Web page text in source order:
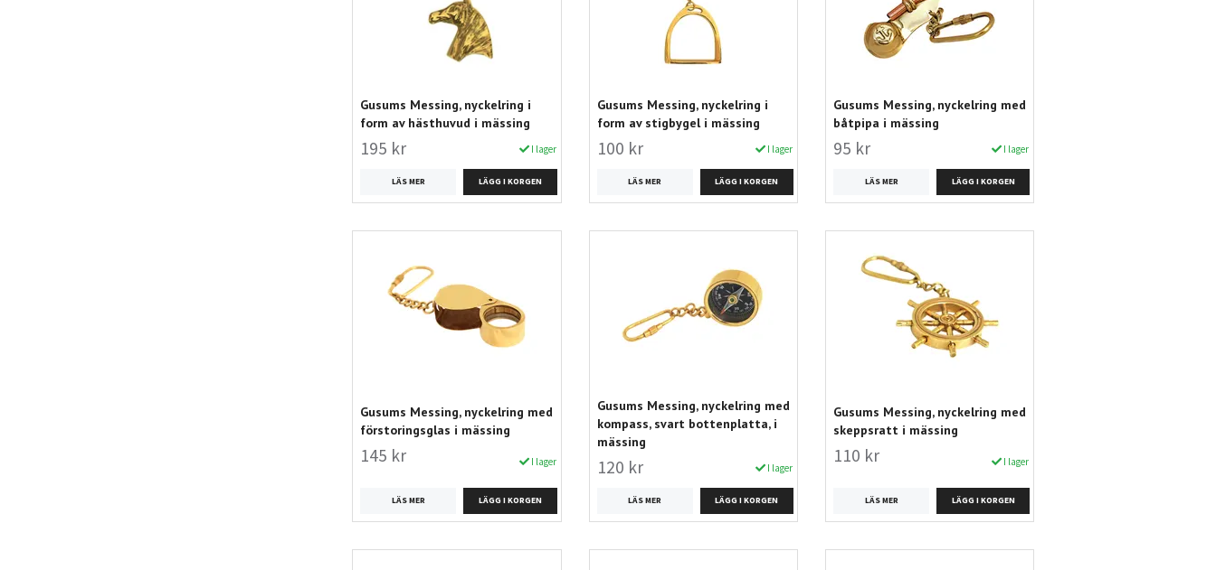
Gusums Messing, nyckelring i
form av hästhuvud i mässing
195 kr I lager
LÄS MER
Gusums Messing, nyckelring i
form av stigbygel i mässing
100 kr I lager
LÄS MER
Gusums Messing, nyckelring med
båtpipa i mässing
95 kr I lager
LÄS MER
Gusums Messing, nyckelring med
förstoringsglas i mässing
145 kr I lager
LÄS MER
Gusums Messing, nyckelring med
kompass, svart bottenplatta, i
mässing
120 kr I lager
LÄS MER
Gusums Messing, nyckelring med
skeppsratt i mässing
110 kr I lager
LÄS MER